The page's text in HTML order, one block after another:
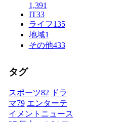
1,391
IT33
ライフ135
地域1
その他433
タグ
スポーツ82 ドラ
マ79 エンターテ
イメントニュース